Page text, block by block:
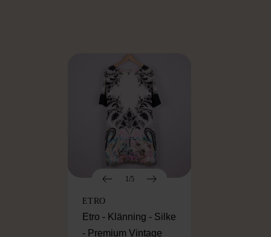
1/5
ETRO
Etro - Klänning - Silke
- Premium Vintage